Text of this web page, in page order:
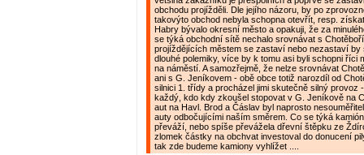
obchodu projížděli. Dle jejího názoru, by po
takovýto obchod nebyla schopna otevřít, resp.
Habry bývalo okresní město a opakuji, že za
se týká obchodní sítě nechalo srovnávat s
projíždějících městem se zastaví nebo nezastaví by
dlouhé polemiky, více by k tomu asi byli schopni říci
na náměstí. A samozřejmě, že nelze srovnávat
ani s G. Jeníkovem - obě obce totiž narozdíl od
silnici 1. třídy a procházel jimi skutečně silný provoz
každý, kdo kdy zkoušel stopovat v G. Jeníkově na
aut na Havl. Brod a Čáslav byl naprosto
auty odbočujícími naším směrem. Co se týká
převáží, nebo spíše převážela dřevní štěpku ze
zlomek částky na obchvat investoval do donucení
tak zde budeme kamiony vyhlížet ....